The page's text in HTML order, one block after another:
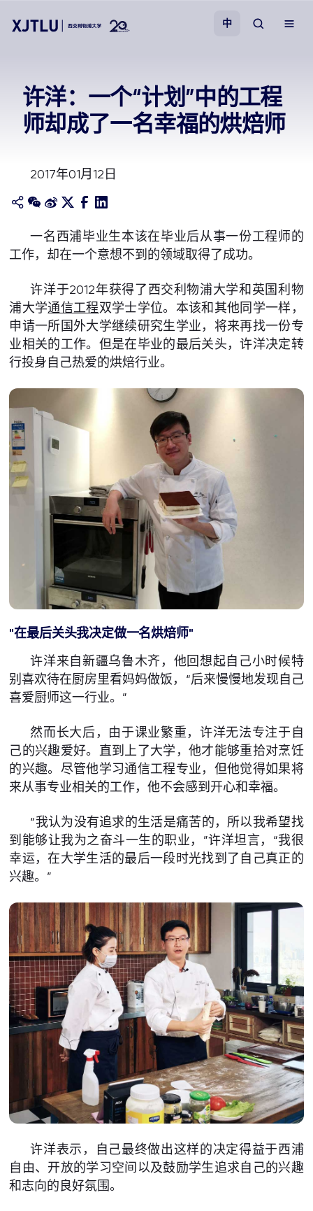
招生
学院
校园生活
关于我们
中
许洋：一个“计划”中的工程
师却成了一名幸福的烘焙师
2017年01月12日
一名西浦毕业生本该在毕业后从事一份工程师的
工作，却在一个意想不到的领域取得了成功。
许洋于2012年获得了西交利物浦大学和英国利物
浦大学通信工程双学士学位。本该和其他同学一样，
申请一所国外大学继续研究生学业，将来再找一份专
业相关的工作。但是在毕业的最后关头，许洋决定转
行投身自己热爱的烘焙行业。
"在最后关头我决定做一名烘焙师"
许洋来自新疆乌鲁木齐，他回想起自己小时候特
别喜欢待在厨房里看妈妈做饭，“后来慢慢地发现自己
喜爱厨师这一行业。”
然而长大后，由于课业繁重，许洋无法专注于自
己的兴趣爱好。直到上了大学，他才能够重拾对烹饪
的兴趣。尽管他学习通信工程专业，但他觉得如果将
来从事专业相关的工作，他不会感到开心和幸福。
“我认为没有追求的生活是痛苦的，所以我希望找
到能够让我为之奋斗一生的职业，”许洋坦言，“我很
幸运，在大学生活的最后一段时光找到了自己真正的
兴趣。”
许洋表示，自己最终做出这样的决定得益于西浦
自由、开放的学习空间以及鼓励学生追求自己的兴趣
和志向的良好氛围。